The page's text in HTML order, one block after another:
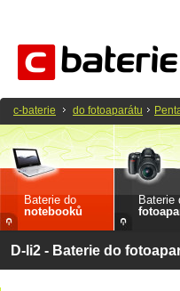
Baterie do
notebooků
Baterie
D-li2 - Baterie do
c-baterie do fotoaparátu